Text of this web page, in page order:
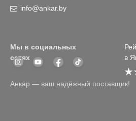
info@ankar.by
Анкар — ваш надёжный поставщик!
Мы в социальных
сетях
в